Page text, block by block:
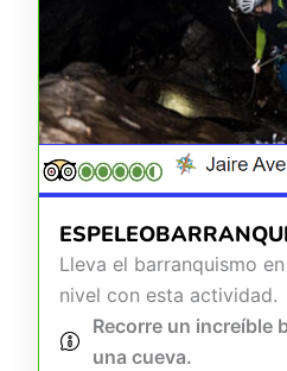
Lleva el barranquismo
nivel con esta actividad.
Recorre un increíble
una cueva.